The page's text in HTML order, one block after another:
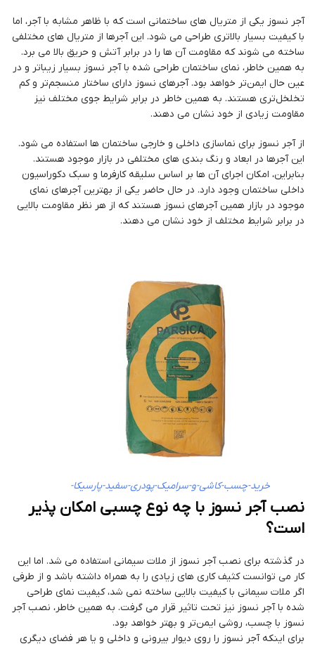
آجر نسوز یکی از متریال های ساختمانی است که با ظاهر مشابه با آجر، اما
با کیفیت بسیار بالاتری طراحی می شود. این آجرها از متریال های مختلفی
ساخته می شوند که مقاومت آن ها را در برابر آتش و حریق بالا می برد.
به همین خاطر، نمای ساختمان طراحی شده با آجر نسوز بسیار زیباتر و در
عین حال ایمن‌تر خواهد بود. آجرهای نسوز دارای ساختار منسجم‌تر و کم
تخلخل‌تری هستند. به همین خاطر در برابر شرایط جوی مختلف نیز
مقاومت زیادی از خود نشان می دهند.
از آجر نسوز برای نماسازی داخلی و خارجی ساختمان ها استفاده می شود.
این آجرها در ابعاد و رنگ بندی های مختلفی در بازار موجود هستند.
بنابراین، امکان اجرای آن ها بر اساس سلیقه کارفرما و سبک دکوراسیون
داخلی ساختمان وجود دارد. در حال حاضر یکی از بهترین آجرهای نمای
موجود در بازار همین آجرهای نسوز هستند که از هر نظر مقاومت بالایی
در برابر شرایط مختلف از خود نشان می دهند.
خرید-چسب-کاشی-و-سرامیک-پودری-سفید-پارسیکا-
نصب آجر نسوز با چه نوع چسبی امکان پذیر
است؟
در گذشته برای نصب آجر نسوز از ملات سیمانی استفاده می شد. اما این
کار می توانست کثیف کاری های زیادی را به همراه داشته باشد و از طرفی
اگر ملات سیمانی با کیفیت بالایی ساخته نمی شد، کیفیت نمای طراحی
شده با آجر نسوز نیز تحت تاثیر قرار می گرفت. به همین خاطر، نصب آجر
نسوز با چسب، روشی ایمن‌تر و بهتر خواهد بود.
برای اینکه آجر نسوز را روی دیوار بیرونی و داخلی و یا هر فضای دیگری